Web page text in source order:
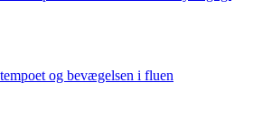
og bevægelsen i fluen